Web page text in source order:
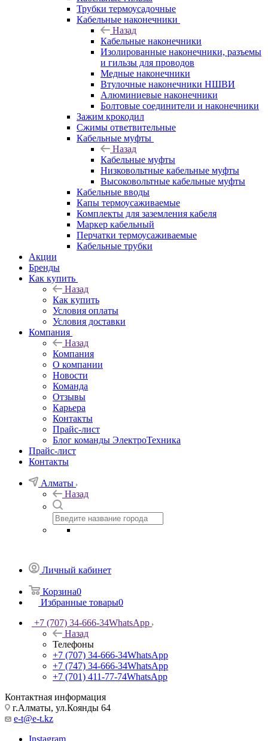
Трубки термоусадочные
Кабельные наконечники
Назад
Кабельные наконечники
Изолированные наконечники, разъемы
и гильзы для проводов
Медные наконечники
Втулочные наконечники НШВИ
Алюминиевые наконечники
Болтовые соединители и наконечники
Зажим крокодил
Сжимы ответвительные
Кабельные муфты
Назад
Кабельные муфты
Низковольтные кабельные муфты
Высоковольтные кабельные муфты
Кабельные вводы
Капы термоусаживаемые
Комплекты для заземления кабеля
Маркер кабельный
Перчатки термоусаживаемые
Кабельные трубки
Акции
Бренды
Как купить
Назад
Как купить
Условия оплаты
Условия доставки
Компания
Назад
Компания
О компании
Новости
Команда
Отзывы
Карьера
Контакты
Прайс-лист
Блог команды ЭлектроТехника
Прайс-лист
Контакты
Алматы
Назад
Личный кабинет
Корзина0
Избранные товары0
+7 (707) 34-666-34WhatsApp
Назад
Телефоны
+7 (707) 34-666-34WhatsApp
+7 (747) 34-666-34WhatsApp
+7 (701) 411-77-74WhatsApp
Контактная информация
г.Алматы, ул.Коянды 64
e-t@e-t.kz
Instagram